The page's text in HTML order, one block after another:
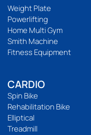
Weight Plate
Powerlifting
Home Multi Gym
Smith Machine
Fitness Equipment
CARDIO
Spin Bike
Rehabilitation Bike
Elliptical
Treadmill